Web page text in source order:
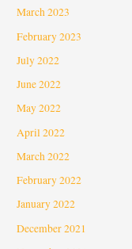
March 2023
February 2023
July 2022
June 2022
May 2022
April 2022
March 2022
February 2022
January 2022
December 2021